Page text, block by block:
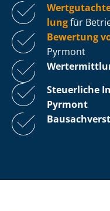
lungfür
Bewertung
Pyrmont
Steuerliche
Pyrmont